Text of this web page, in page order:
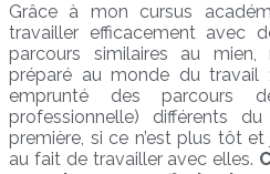
Grâce à mon cursus
travailler efficacement avec
parcours similaires au
préparé au monde du travail
emprunté des parcours
professionnelle) différents
première, si ce n’est plus tôt
au fait de travailler avec elles.